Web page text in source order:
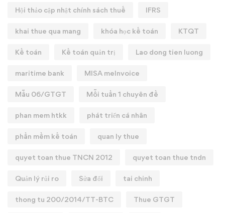
Hội thảo cập nhật chính sách thuế IFRS
khai thue qua mang khóa học kế toán KTQT
Kế toán Kế toán quản trị Lao dong tien luong
maritime bank MISA meInvoice
Mẫu 06/GTGT Mỗi tuần 1 chuyên đề
phan mem htkk phát triển cá nhân
phần mềm kế toán quan ly thue
quyet toan thue TNCN 2012 quyet toan thue tndn
Quản lý rủi ro Sửa đổi tai chinh
thong tu 200/2014/TT-BTC Thue GTGT